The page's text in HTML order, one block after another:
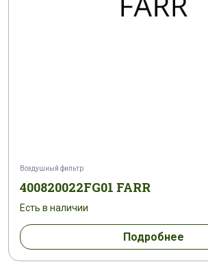
Воздушный фильтр
400820022FG01 FARR
Есть в наличии
Подробнее